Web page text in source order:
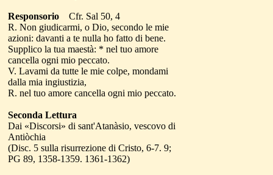
Responsorio
Cfr. Sal 50, 4
R. Non giudicarmi, o Dio, secondo le mie
azioni: davanti a te nulla ho fatto di bene.
Supplico la tua maestà: * nel tuo amore
cancella ogni mio peccato.
V. Lavami da tutte le mie colpe, mondami
dalla mia ingiustizia,
R. nel tuo amore cancella ogni mio peccato.
Seconda Lettura
Dai «Discorsi» di sant'Atanàsio, vescovo di
Antiòchia
(Disc. 5 sulla risurrezione di Cristo, 6-7. 9;
PG 89, 1358-1359. 1361-1362)